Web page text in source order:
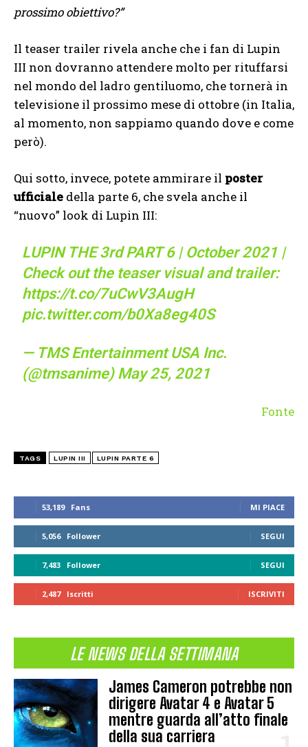
53,189 Fans MI PIACE
5,056 Follower SEGUI
7,483 Follower SEGUI
2,487 Iscritti ISCRIVITI
LE NEWS DELLA SETTIMANA
James Cameron potrebbe non
dirigere Avatar 4 e Avatar 5
mentre guarda all’atto finale
della sua carriera
prossimo obiettivo?”
Il teaser trailer rivela anche che i fan di Lupin
III non dovranno attendere molto per rituffarsi
nel mondo del ladro gentiluomo, che tornerà in
televisione il prossimo mese di ottobre (in Italia,
al momento, non sappiamo quando dove e come
però).
Qui sotto, invece, potete ammirare il poster
ufficiale della parte 6, che svela anche il
“nuovo” look di Lupin III:
LUPIN THE 3rd PART 6 | October 2021 |
Check out the teaser visual and trailer:
https://t.co/7uCwV3AugH
pic.twitter.com/b0Xa8eg40S
— TMS Entertainment USA Inc.
(@tmsanime) May 25, 2021
Fonte
TAGS LUPIN III LUPIN PARTE 6